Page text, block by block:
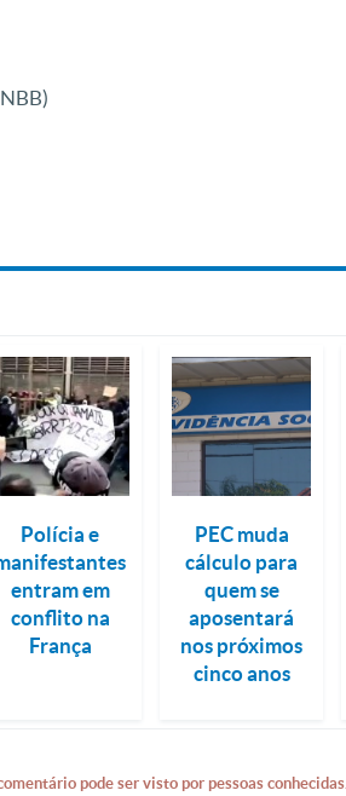
Polícia e
entram em
conflito na
França
PEC muda
cálculo para
quem se
aposentará
nos próximos
cinco anos
pode ser visto por pessoas conhecidas.